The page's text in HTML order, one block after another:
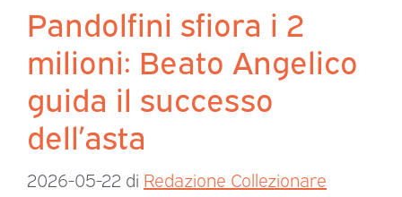
Pandolfini sfiora i 2
milioni: Beato Angelico
guida il successo
dell’asta
2026-05-22 di Redazione Collezionare